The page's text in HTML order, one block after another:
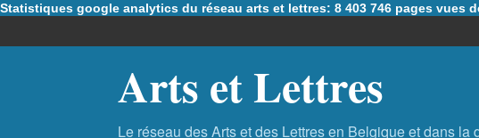
Statistiques google analytics du réseau arts et lettres: 8 403 746 pages vues
Arts et Lettres